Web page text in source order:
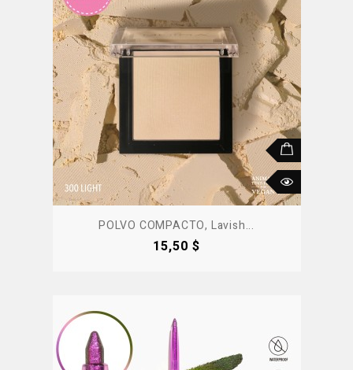
POLVO COMPACTO, Lavish...
Precio
15,50 $